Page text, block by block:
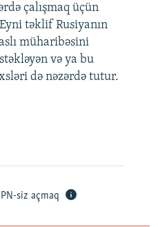
çalışmaq üçün
təklif Rusiyanın
müharibəsini
və ya bu
də nəzərdə tutur.
siz açmaq